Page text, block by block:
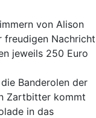
von Alison
freudigen Nachricht
jeweils 250 Euro
Banderolen der
Zartbitter kommt
in das